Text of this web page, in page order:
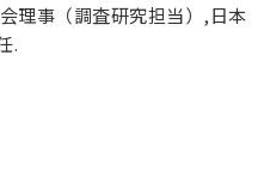
理事（調査研究担当）,日本
.